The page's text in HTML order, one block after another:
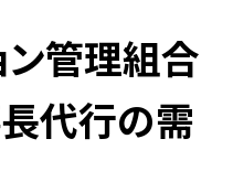
ン管理組合
代行の需